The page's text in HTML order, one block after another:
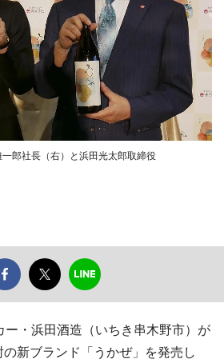
一郎社長（右）と浜田光太郎取締役
・浜田酒造（いちき串木野市）が
新ブランド「うかぜ」を発売し